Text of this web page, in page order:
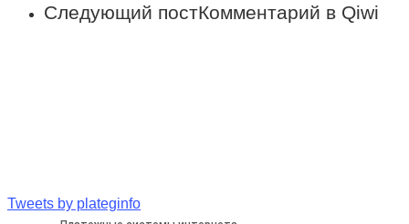
Следующий постКомментарий в Qiwi
Tweets by plateginfo